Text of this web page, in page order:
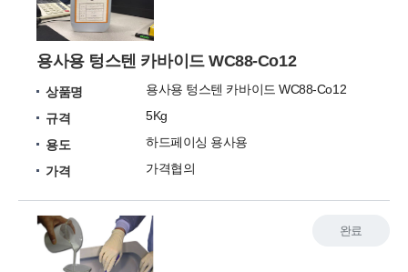
용사용 텅스텐 카바이드 WC88-Co12
상품명
용사용 텅스텐 카바이드 WC88-Co12
규격
5Kg
용도
하드페이싱 용사용
가격
가격협의
완료